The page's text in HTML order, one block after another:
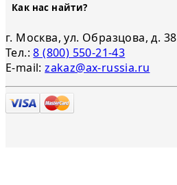
Как нас найти?
г. Москва, ул. Образцова, д. 38
Тел.:8 (800) 550-21-43
E-mail:zakaz@ax-russia.ru